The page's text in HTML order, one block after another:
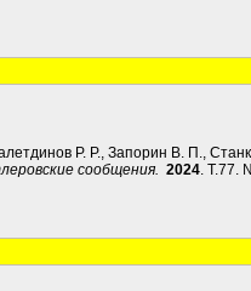
Р. Р., Запорин В. П.,
сообщения. 2024. Т.77.